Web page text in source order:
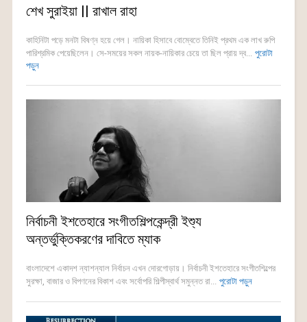
শেখ সুরাইয়া || রাখাল রাহা
কাহিনিটা পড়ে মনটা বিষণ্ন হয়ে গেল। নায়িকা হিসাবে বোম্বেতে তিনিই প্রথম এক লাখ রুপি
পারিশ্রমিক পেয়েছিলেন। সে-সময়ের সকল নায়ক-নায়িকার চেয়ে তা ছিল প্রায় দ্ব... পুরোটা
পড়ুন
নির্বাচনী ইশতেহারে সংগীতশিল্পকেন্দ্রী ইশ্যু
অন্তর্ভুক্তিকরণের দাবিতে ম্যাক
বাংলাদেশে একাদশ ন্যাশন্যাল নির্বাচন এখন দোরগোড়ায়। নির্বাচনী ইশতেহারে সংগীতশিল্পের
সুরক্ষা, বাজার ও বিপণনের বিকাশ এবং সর্বোপরি শিল্পীস্বার্থ সমুন্নত রা... পুরোটা পড়ুন